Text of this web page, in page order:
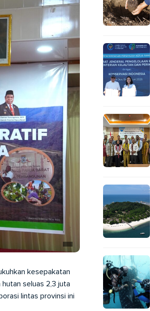
kesepakatan
seluas 2,3 juta
lintas provinsi ini